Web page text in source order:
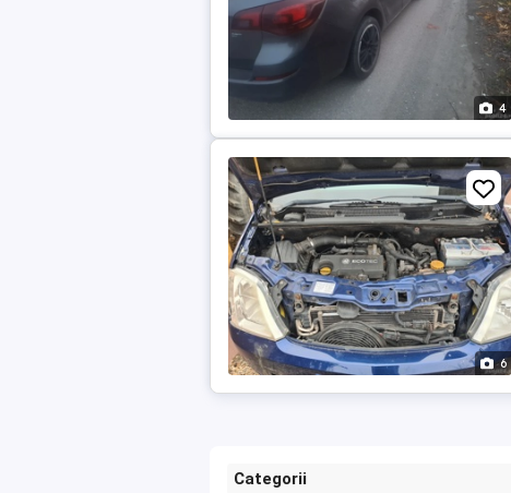
4
6
Categorii